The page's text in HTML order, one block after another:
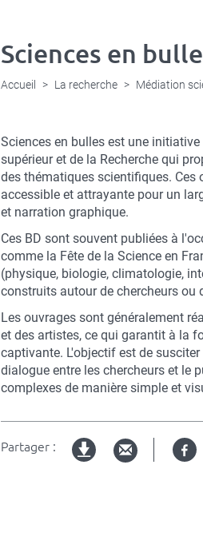
Sciences en
Accueil La recherche Médiation
Sciences en bulles est une
supérieur et de la Recherche qui
des thématiques scientifiques. Ces
accessible et attrayante pour un
et narration graphique.
Ces BD sont souvent publiées à
comme la Fête de la Science en
(physique, biologie, climatologie,
construits autour de chercheurs ou
Les ouvrages sont généralement
et des artistes, ce qui garantit à la
captivante. L'objectif est de
dialogue entre les chercheurs et le
complexes de manière simple et
Partager :